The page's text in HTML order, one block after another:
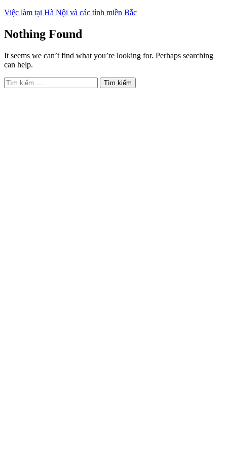
Việc làm tại Hà Nội và các tỉnh miền Bắc
Nothing Found
It seems we can’t find what you’re looking for. Perhaps searching
can help.
Tìm
kiếm